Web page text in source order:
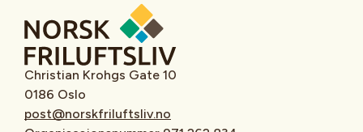
Christian Krohgs Gate 10
0186 Oslo
post@norskfriluftsliv.no